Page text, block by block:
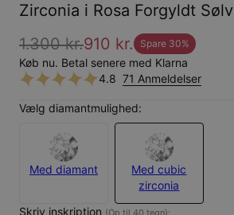
Zirconia i Rosa Forgyldt Sølv
1.300 kr.910 kr. Spare 30%
Køb nu. Betal senere med Klarna
4.8 71 Anmeldelser
Vælg diamantmulighed:
Med diamant
Med cubic
zirconia
Skriv inskription (Op til 40 tegn):